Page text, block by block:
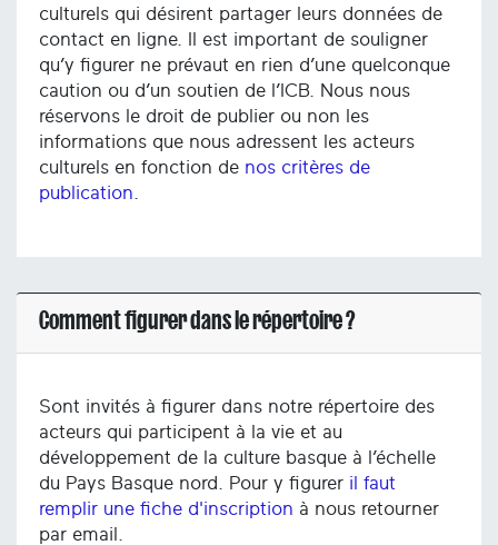
culturels qui désirent partager leurs données de
contact en ligne. Il est important de souligner
qu’y figurer ne prévaut en rien d’une quelconque
caution ou d’un soutien de l’ICB. Nous nous
réservons le droit de publier ou non les
informations que nous adressent les acteurs
culturels en fonction de nos critères de
publication
Comment figurer dans le répertoire ?
Sont invités à figurer dans notre répertoire des
acteurs qui participent à la vie et au
développement de la culture basque à l’échelle
du Pays Basque nord. Pour y figurer il faut
remplir une fiche d'inscription à nous retourner
par email.